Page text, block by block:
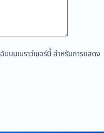
บนเบราว์เซอร์นี้ สำหรับการแสดง